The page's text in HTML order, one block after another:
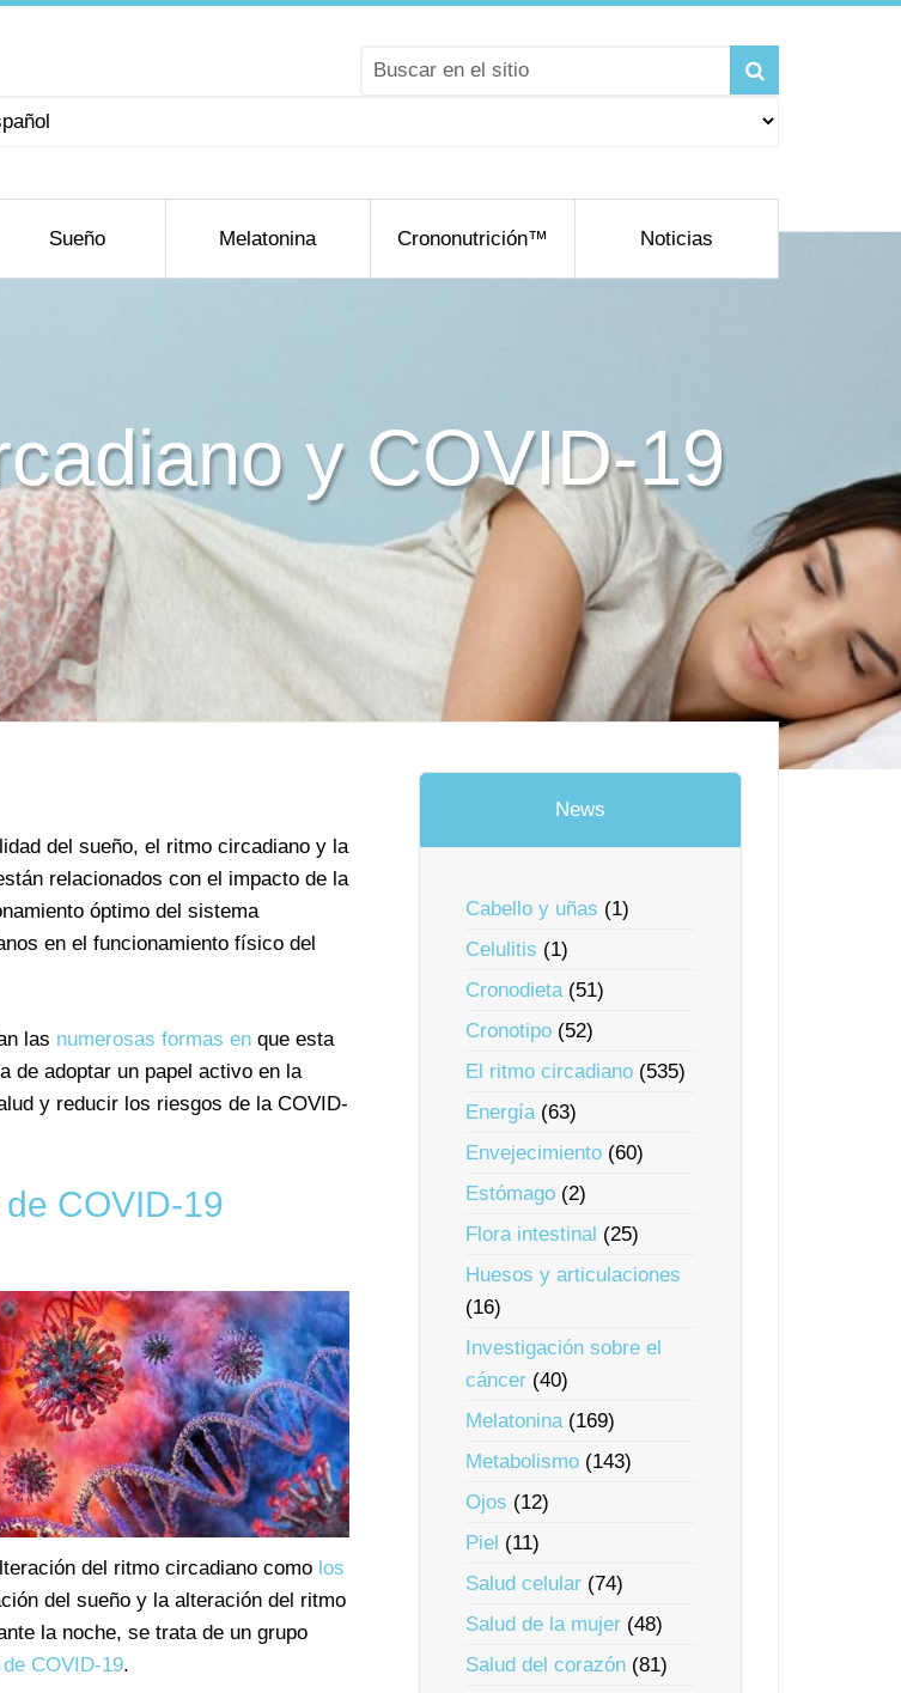
Sueño Melatonina Crononutrición™ Noticias
y COVID-19
del sueño, el ritmo circadiano y la
relacionados con el impacto de la
óptimo del sistema
en el funcionamiento físico del
las numerosas formas en que esta
de adoptar un papel activo en la
y reducir los riesgos de la COVID-
COVID-19
del ritmo circadiano como los
del sueño y la alteración del ritmo
la noche, se trata de un grupo
COVID-19.
News
Cabello y uñas (1)
Celulitis (1)
Cronodieta(51)
Cronotipo (52)
El ritmo circadiano (535)
Energía(63)
Envejecimiento (60)
Estómago (2)
Flora intestinal (25)
Huesos y articulaciones
(16)
Investigación sobre el
cáncer (40)
Melatonina(169)
Metabolismo (143)
Ojos (12)
Piel (11)
Salud celular (74)
Salud de la mujer (48)
Salud del corazón (81)